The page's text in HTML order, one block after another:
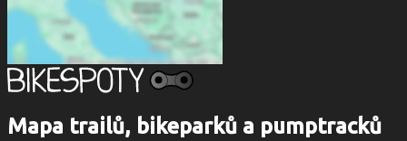
Mapa trailů, bikeparků a pumptracků